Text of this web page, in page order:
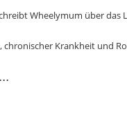
Wheelymum über das
chronischer Krankheit und